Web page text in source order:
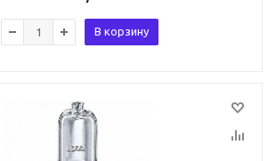
В корзину